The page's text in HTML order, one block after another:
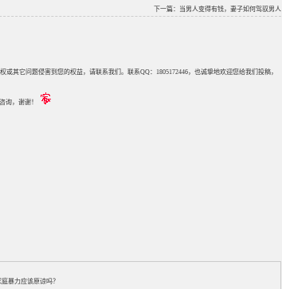
下一篇： 当男人变得有钱，妻子如何驾驭男人
其它问题侵害到您的权益，请联系我们。联系QQ：1805172446，也诚挚地欢迎您给我们投稿，
询，谢谢！
庭暴力应该原谅吗？